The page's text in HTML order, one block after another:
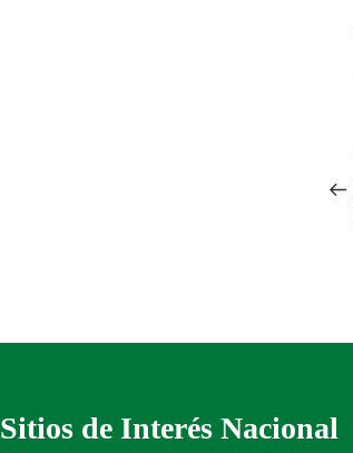
Sitios de Interés Nacional